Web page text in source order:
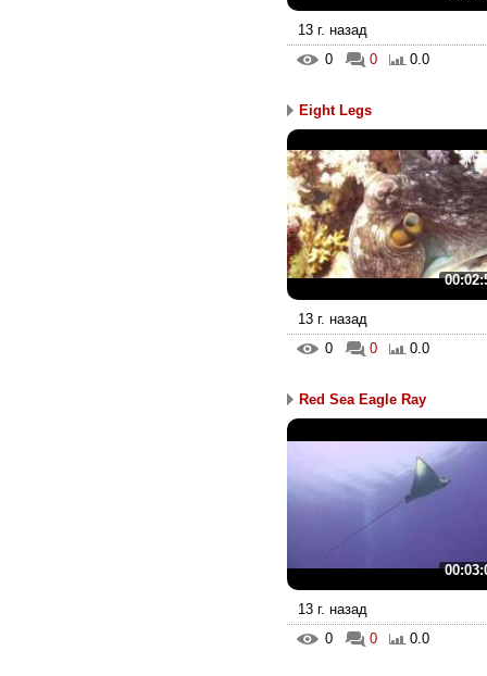
13 г. назад
0
0 0.0
Eight Legs
13 г. назад
0
0 0.0
Red Sea Eagle Ray
13 г. назад
0
0 0.0